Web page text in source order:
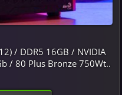
/ DDR5 16GB / NVIDIA
/ 80 Plus Bronze 750Wt..